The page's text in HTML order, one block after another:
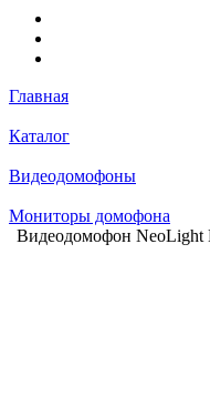
Главная
Каталог
Видеодомофоны
Мониторы домофона
Видеодомофон NeoLight